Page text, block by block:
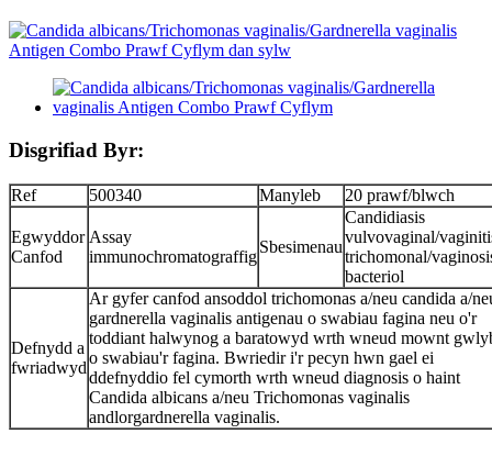
Disgrifiad Byr:
Ref 500340 Manyleb 20 prawf/blwch
Egwyddor
Canfod
Assay
immunochromatograffig
Sbesimenau
Candidiasis
vulvovaginal/
trichomonal/
bacteriol
Defnydd a
fwriadwyd
Ar gyfer canfod ansoddol trichomonas a/neu candida a/
gardnerella vaginalis antigenau o swabiau fagina neu o'r
toddiant halwynog a baratowyd wrth wneud mownt
o swabiau'r fagina. Bwriedir i'r pecyn hwn gael ei
ddefnyddio fel cymorth wrth wneud diagnosis o haint
Candida albicans a/neu Trichomonas vaginalis
andlorgardnerella vaginalis.